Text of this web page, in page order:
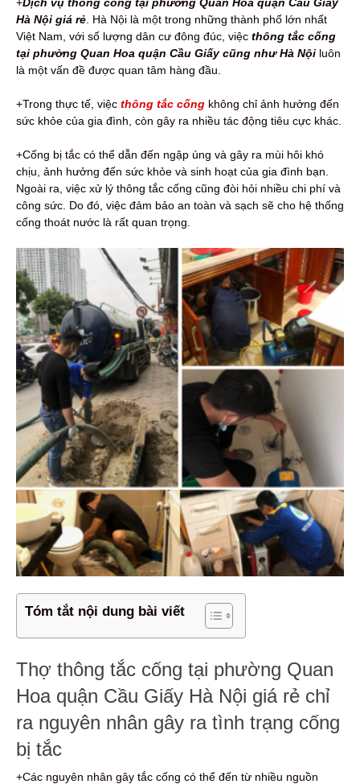
Hà Nội giá rẻ . Hà Nội là một trong những thành phố lớn nhất
Việt Nam, với số lượng dân cư đông đúc, việc thông tắc cống
tại phường Quan Hoa quận Cầu Giấy cũng như Hà Nội luôn
là một vấn đề được quan tâm hàng đầu.
+Trong thực tế, việc thông tắc cống không chỉ ảnh hưởng đến
sức khỏe của gia đình, còn gây ra nhiều tác động tiêu cực khác.
+Cống bị tắc có thể dẫn đến ngập úng và gây ra mùi hôi khó
chịu, ảnh hưởng đến sức khỏe và sinh hoạt của gia đình bạn.
Ngoài ra, việc xử lý thông tắc cống cũng đòi hỏi nhiều chi phí và
công sức. Do đó, việc đảm bảo an toàn và sạch sẽ cho hệ thống
cống thoát nước là rất quan trọng.
Tóm tắt nội dung bài viết
Thợ thông tắc cống tại phường Quan
Hoa quận Cầu Giấy Hà Nội giá rẻ chỉ
ra nguyên nhân gây ra tình trạng cống
bị tắc
+Các nguyên nhân gây tắc cống có thể đến từ nhiều nguồn